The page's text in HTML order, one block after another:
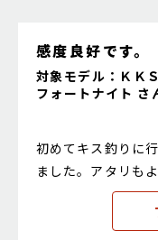
感度良好です。
対象モデル：ＫＫ
フォートナイト さ
初めてキス釣りに
ました。アタリも